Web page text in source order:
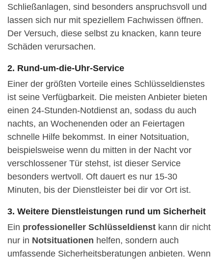
Schließanlagen, sind besonders anspruchsvoll und
lassen sich nur mit speziellem Fachwissen öffnen.
Der Versuch, diese selbst zu knacken, kann teure
Schäden verursachen.
2. Rund-um-die-Uhr-Service
Einer der größten Vorteile eines Schlüsseldienstes
ist seine Verfügbarkeit. Die meisten Anbieter bieten
einen 24-Stunden-Notdienst an, sodass du auch
nachts, an Wochenenden oder an Feiertagen
schnelle Hilfe bekommst. In einer Notsituation,
beispielsweise wenn du mitten in der Nacht vor
verschlossener Tür stehst, ist dieser Service
besonders wertvoll. Oft dauert es nur 15-30
Minuten, bis der Dienstleister bei dir vor Ort ist.
3. Weitere Dienstleistungen rund um Sicherheit
Ein professioneller Schlüsseldienst kann dir nicht
nur in Notsituationen helfen, sondern auch
umfassende Sicherheitsberatungen anbieten. Wenn